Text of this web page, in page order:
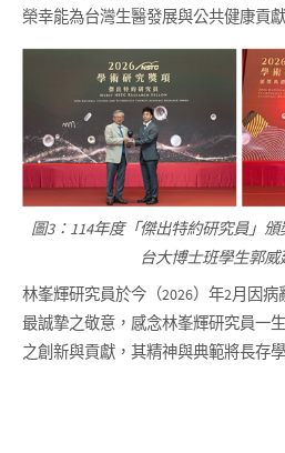
榮幸能為台灣生醫發展與公共健康貢
圖3：114年度「傑出特約研究員」
台大博士班學生郭
林峯輝研究員於今（2026）年2月因
最誠摯之敬意，感念林峯輝研究員一
之創新與貢獻，其精神與典範將長存